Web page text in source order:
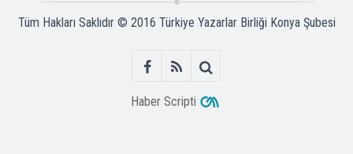
Tüm Hakları Saklıdır © 2016 Türkiye Yazarlar Birliği Konya Şubesi
Haber Scripti